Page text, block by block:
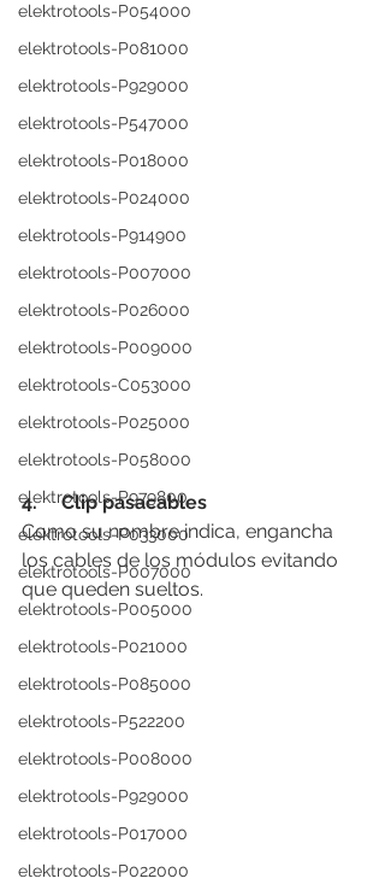
elektrotools-P054000
elektrotools-P081000
elektrotools-P929000
elektrotools-P547000
elektrotools-P018000
elektrotools-P024000
elektrotools-P914900
elektrotools-P007000
elektrotools-P026000
elektrotools-P009000
elektrotools-C053000
elektrotools-P025000
elektrotools-P058000
elektrotools-P979800
elektrotools-P033000
elektrotools-P007000
elektrotools-P005000
elektrotools-P021000
elektrotools-P085000
elektrotools-P522200
elektrotools-P008000
elektrotools-P929000
elektrotools-P017000
elektrotools-P022000
4.     Clip pasacables
Como su nombre indica, engancha
los cables de los módulos evitando
que queden sueltos.